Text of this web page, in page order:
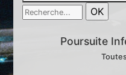
Poursuite